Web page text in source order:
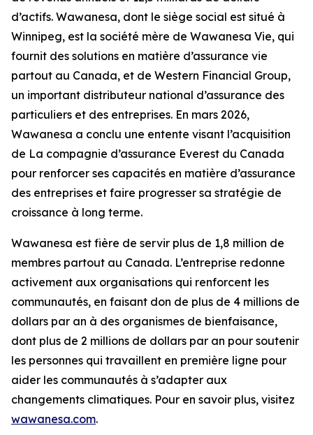
d’actifs. Wawanesa, dont le siège social est situé à
Winnipeg, est la société mère de Wawanesa Vie, qui
fournit des solutions en matière d’assurance vie
partout au Canada, et de Western Financial Group,
un important distributeur national d’assurance des
particuliers et des entreprises. En mars 2026,
Wawanesa a conclu une entente visant l’acquisition
de La compagnie d’assurance Everest du Canada
pour renforcer ses capacités en matière d’assurance
des entreprises et faire progresser sa stratégie de
croissance à long terme.
Wawanesa est fière de servir plus de 1,8 million de
membres partout au Canada. L’entreprise redonne
activement aux organisations qui renforcent les
communautés, en faisant don de plus de 4 millions de
dollars par an à des organismes de bienfaisance,
dont plus de 2 millions de dollars par an pour soutenir
les personnes qui travaillent en première ligne pour
aider les communautés à s’adapter aux
changements climatiques. Pour en savoir plus, visitez
wawanesa.com.